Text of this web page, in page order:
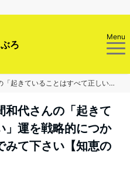
ろ
Menu
運命を自分の手に！勝間和代さんの「起きていることはすべて正しい」運を戦略的につかむ（三毒追放）を読んでみて下さい【知恵の藏】
和代さんの「起きて
」運を戦略的につか
みて下さい【知恵の